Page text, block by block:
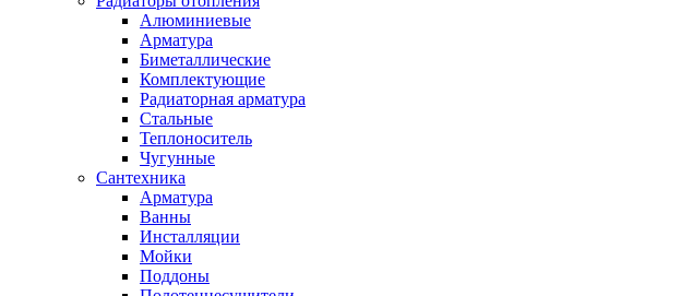
Алюминиевые
Арматура
Биметаллические
Комплектующие
Радиаторная арматура
Стальные
Теплоноситель
Чугунные
Сантехника
Арматура
Ванны
Инсталляции
Мойки
Поддоны